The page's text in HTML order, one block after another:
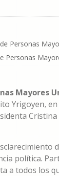
Personas
Mayores
Yrigoyen,
política.
a todos los